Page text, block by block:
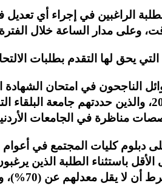
الراغبين في إجراء أي
وعلى مدار الساعة خلال
التي يحق لها التقدم بطلبات
الناجحون في امتحان
، والذين حددتهم جامعة
مناظرة في الجامعات
دبلوم كليات المجتمع في
الأقل باستثناء الطلبة الذين
أن لا يقل معدلهم عن (
70%)،